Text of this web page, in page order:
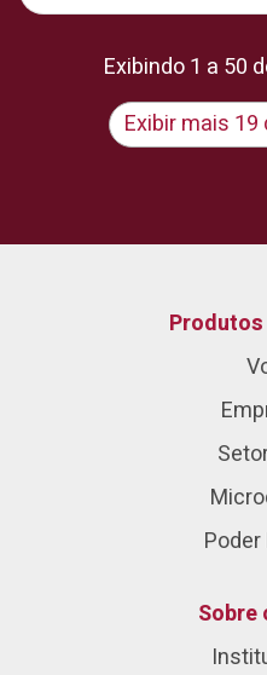
Exibindo 1 a 50
Exibir mais
Sobre